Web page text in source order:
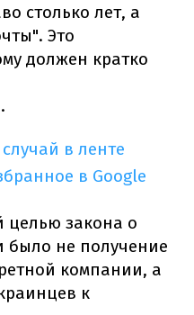
столько лет, а
Это
должен кратко
в ленте
в Google
целью закона о
не получение
компании, а
к